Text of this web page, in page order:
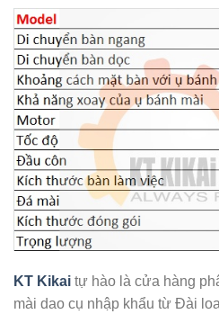
KT Kikai tự hào là cửa hàng
mài dao cụ nhập khẩu từ Đài